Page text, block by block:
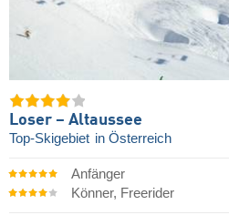
Loser – Altaussee
Top-Skigebiet in Österreich
Anfänger
Könner, Freerider